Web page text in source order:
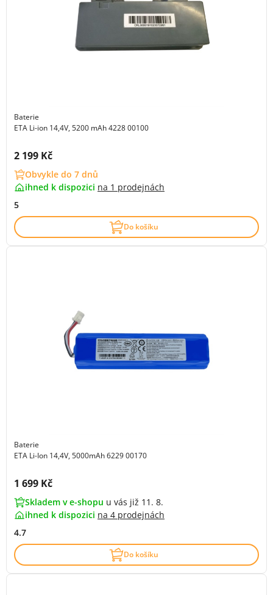
Baterie
ETA Li-ion 14,4V, 5200 mAh 4228 00100
Cena s DPH:
2 199 Kč
Obvykle do 7 dnů
ihned k dispozici na 1 prodejnách
5
Do košíku
Baterie
ETA Li-Ion 14,4V, 5000mAh 6229 00170
Cena s DPH:
1 699 Kč
Skladem v e-shopu u vás již 11. 8.
ihned k dispozici na 4 prodejnách
4.7
Do košíku